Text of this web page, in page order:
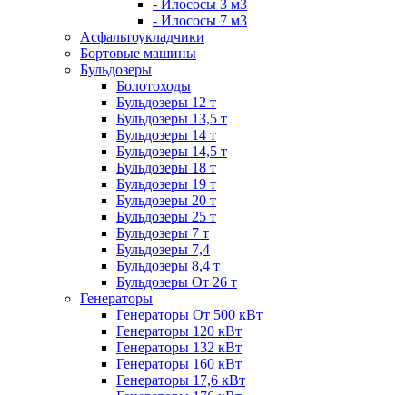
- Илососы 3 м3
- Илососы 7 м3
Асфальтоукладчики
Бортовые машины
Бульдозеры
Болотоходы
Бульдозеры 12 т
Бульдозеры 13,5 т
Бульдозеры 14 т
Бульдозеры 14,5 т
Бульдозеры 18 т
Бульдозеры 19 т
Бульдозеры 20 т
Бульдозеры 25 т
Бульдозеры 7 т
Бульдозеры 7,4
Бульдозеры 8,4 т
Бульдозеры От 26 т
Генераторы
Генераторы От 500 кВт
Генераторы 120 кВт
Генераторы 132 кВт
Генераторы 160 кВт
Генераторы 17,6 кВт